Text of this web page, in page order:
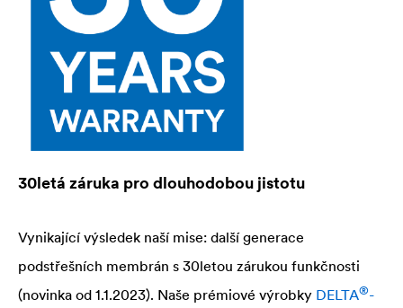
30letá záruka pro dlouhodobou jistotu
Vynikající výsledek naší mise: další generace
podstřešních membrán s 30letou zárukou funkčnosti
(novinka od 1.1.2023). Naše prémiové výrobky DELTA®-